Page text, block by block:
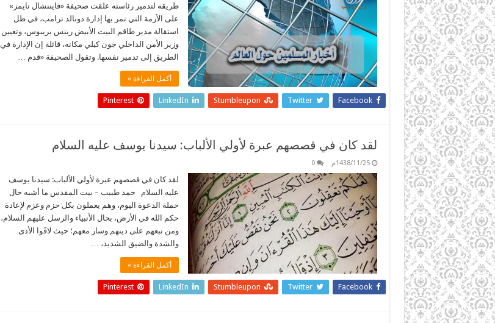
طريقه لتدمير رئاسته علقت صحيفة «فايننشال تايمز»
على الأزمة التي تمر بها إدارة دونالد ترامب، في ظل
استقالة مدير طاقم البيت الأبيض رينس بريبوس، وتعيين
وزير الأمن الداخلي جون كيلي مكانه، قائلة إن الإدارة في
الطريق إلى تدمير نفسها. وتقول الصحيفة «قدم …
أكمل القراءة »
Facebook
Twitter
Stumbleupon
LinkedIn
Pinterest
لقد كان في قصصهم عبرة لأولي الألباب: سيدنا يوسف عليه السلام
1438/11/25م 0
لقد كان في قصصهم عبرة لأولي الألباب: سيدنا يوسف
عليه السلام حمد طبيب – بيت المقدس ما أشبه حال
حملة الدعوة اليوم، وهم يعملون بكل حزم وعزم لإعادة
حكم الله في الأرض، بحال الأنبياء والرسل عليهم السلام،
ومن تبعهم على دينهم وسار معهم؛ حيث لاقَوا الأذى
والشدة والضيق الشديد، …
أكمل القراءة »
Facebook
Twitter
Stumbleupon
LinkedIn
Pinterest